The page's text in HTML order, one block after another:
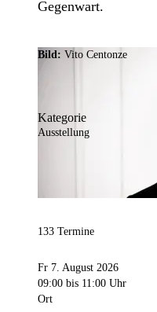
Gegenwart.
Bild: Vito Centonze
Kategorie
Ausstellung
133 Termine
Fr 7. August 2026
09:00 bis 11:00 Uhr
Ort